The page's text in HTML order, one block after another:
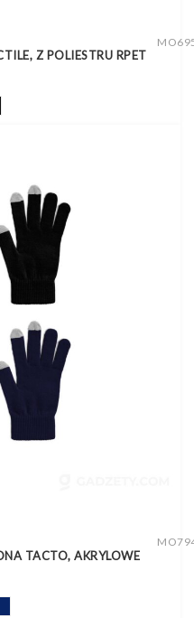
Z POLIESTRU RPET
TACTO, AKRYLOWE